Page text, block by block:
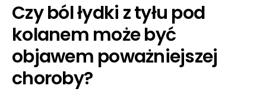
Czy ból łydki z tyłu pod
kolanem może być
objawem poważniejszej
choroby?